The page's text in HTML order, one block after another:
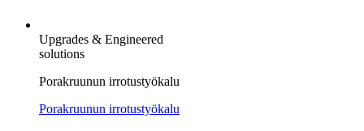
Upgrades & Engineered
solutions
Porakruunun irrotustyökalu
Porakruunun irrotustyökalu